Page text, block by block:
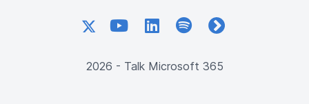
X YouTubeLinkedInSpotifyfyyd
2026 - Talk Microsoft 365